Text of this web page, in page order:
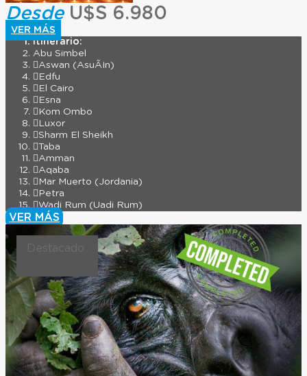
Desde U$S 6.980
VER MÁS
Itinerario:
Abu Simbel
Aswan (AsuÃ¡n)
Edfu
El Cairo
Esna
Kom Ombo
Luxor
Sharm El Sheikh
Taba
Amman
Aqaba
Mar Muerto (Jordania)
Petra
Wadi Rum (Uadi Rum)
VER MÁS
Destacado